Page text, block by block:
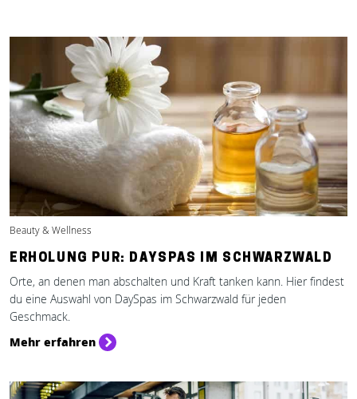
Beauty & Wellness
ERHOLUNG PUR: DAYSPAS IM SCHWARZWALD
Orte, an denen man abschalten und Kraft tanken kann. Hier findest
du eine Auswahl von DaySpas im Schwarzwald für jeden
Geschmack.
Mehr erfahren